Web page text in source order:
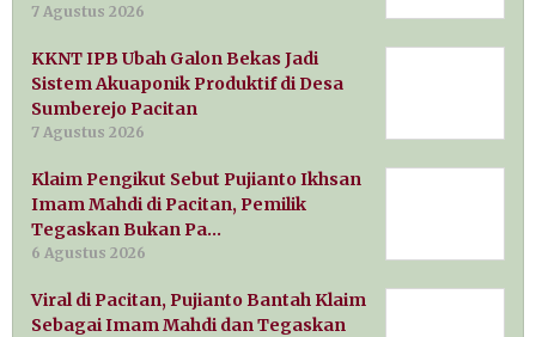
7 Agustus 2026
KKNT IPB Ubah Galon Bekas Jadi
Sistem Akuaponik Produktif di Desa
Sumberejo Pacitan
7 Agustus 2026
Klaim Pengikut Sebut Pujianto Ikhsan
Imam Mahdi di Pacitan, Pemilik
Tegaskan Bukan Pa…
6 Agustus 2026
Viral di Pacitan, Pujianto Bantah Klaim
Sebagai Imam Mahdi dan Tegaskan